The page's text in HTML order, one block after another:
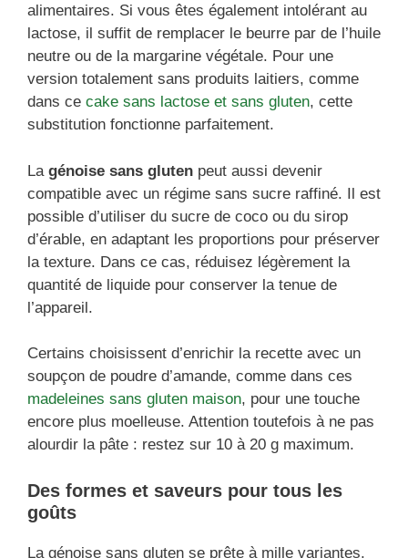
alimentaires. Si vous êtes également intolérant au
lactose, il suffit de remplacer le beurre par de l’huile
neutre ou de la margarine végétale. Pour une
version totalement sans produits laitiers, comme
dans ce cake sans lactose et sans gluten, cette
substitution fonctionne parfaitement.
La génoise sans gluten peut aussi devenir
compatible avec un régime sans sucre raffiné. Il est
possible d’utiliser du sucre de coco ou du sirop
d’érable, en adaptant les proportions pour préserver
la texture. Dans ce cas, réduisez légèrement la
quantité de liquide pour conserver la tenue de
l’appareil.
Certains choisissent d’enrichir la recette avec un
soupçon de poudre d’amande, comme dans ces
madeleines sans gluten maison, pour une touche
encore plus moelleuse. Attention toutefois à ne pas
alourdir la pâte : restez sur 10 à 20 g maximum.
Des formes et saveurs pour tous les
goûts
La génoise sans gluten se prête à mille variantes.